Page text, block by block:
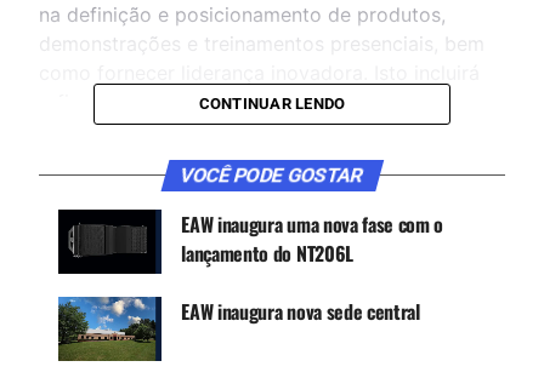
na definição e posicionamento de produtos,
demonstrações e treinamentos presenciais, bem
refinar e moldar toda a comunicação pública.
Essas tarefas incluirão assistência com descrições
escritas de produtos, bem como ouvir e dar voz a
sistemas de áudio de produção novos e
existentes. Scovill conduzirá a criação de artigos
educacionais sobre tópicos do setor, como a
configuração e implantação de sistemas
ADAPtivos em grande escala, sistemas articulados
ativos e passivos e conjuntos de subwoofers.
CONTINUAR LENDO
VOCÊ PODE GOSTAR
EAW inaugura uma nova fase com o
lançamento do NT206L
EAW inaugura nova sede central